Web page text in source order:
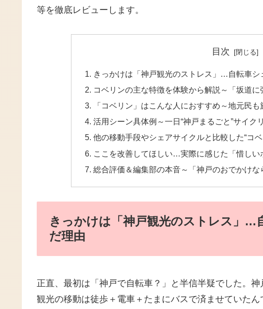
等を徹底レビューします。
目次
きっかけは「神戸観光のストレス」…自転車シ
コベリンの主な特徴を体験から解説～「坂道に
「コベリン」はこんな人におすすめ～地元民
活用シーン具体例～一日“神戸まるごと”サイク
他の移動手段やシェアサイクルと比較した“コベ
ここを改善してほしい…実際に感じた「惜しい
総合評価＆編集部の本音～「神戸のおでかけな
きっかけは「神戸観光のストレス」…
だ理由
正直、最初は「神戸で自転車？」と半信半疑でした。
観光の移動は徒歩＋電車＋たまにバスで済ませていた